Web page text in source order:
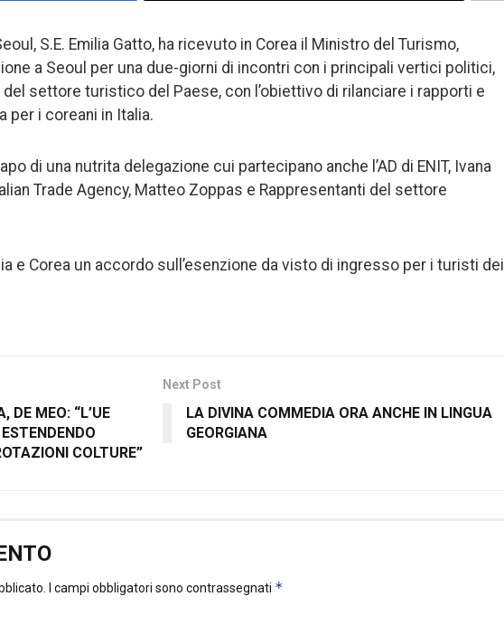
S.E. Emilia Gatto, ha ricevuto in Corea il Ministro del Turismo,
a Seoul per una due-giorni di incontri con i principali vertici politici,
settore turistico del Paese, con l’obiettivo di rilanciare i rapporti e
per i coreani in Italia.
di una nutrita delegazione cui partecipano anche l’AD di ENIT, Ivana
Trade Agency, Matteo Zoppas e Rappresentanti del settore
e Corea un accordo sull’esenzione da visto di ingresso per i turisti dei
DE MEO: “L’UE
COLTURE”
Next Post
LA DIVINA COMMEDIA ORA ANCHE IN LINGUA
GEORGIANA
I campi obbligatori sono contrassegnati *